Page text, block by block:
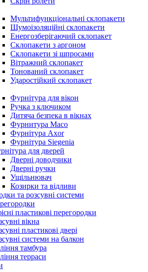
Мультифункціональні склопакети
Шумоізоляційні склопакети
Енергозберігаючий склопакет
Склопакети з аргоном
Склопакети зі шпросами
Вітражний склопакет
Тонований склопакет
Ударостійкий склопакет
Фурнітура для вікон
Ручка з ключиком
Дитяча безпека в вікнах
Фурнитура Maco
Фурнітура Axor
Фурнітура Siegenia
для дверей
Дверні доводчики
Дверні ручки
Ущільнювач
Козирки та відливи
та розсувні системи
пластикові перегородки
вікна
пластикові двері
системи на балкон
тамбура
терраси